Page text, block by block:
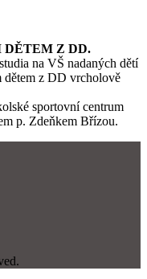
DĚTEM Z DD.
na VŠ nadaných dětí
dětem z DD vrcholově
sportovní centrum
p. Zdeňkem Břízou.